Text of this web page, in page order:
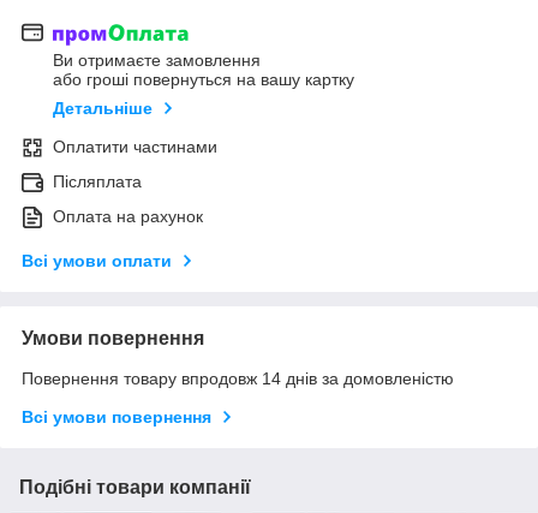
Ви отримаєте замовлення
або гроші повернуться на вашу картку
Детальніше
Оплатити частинами
Післяплата
Оплата на рахунок
Всі умови оплати
Умови повернення
Повернення товару впродовж 14 днів за домовленістю
Всі умови повернення
Подібні товари компанії